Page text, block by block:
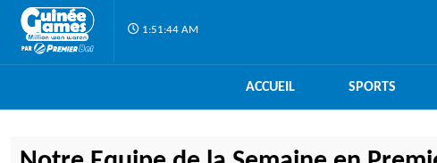
1:51:45 AM
ACCUEIL SPORTS